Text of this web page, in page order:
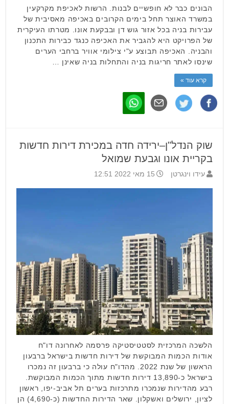
הבונים כבר לא חופשיים לבנות. הרשות לאכיפת מקרקעין
במשרד האוצר תחל בימים הקרובים באכיפה מאסיבית של
עבירות בניה בכל אזור גוש דן ובבקעת אונו. מטרתו העיקרית
של הפרויקט היא להגביר את האכיפה כנגד כבירות התכנון
והבניה. האכיפה תבוצע ע"י צילומי אוויר ברחבי הערים
שינסו לאתר חריגות בניה והתחלות בניה שאינן …
קרא עוד »
שוק הנדל"ן–ירידה חדה במכירת דירות חדשות
בקריית אונו וגבעת שמואל
עידו וינגרטן 15 מאי 2022 12:51
הלשכה המרכזית לסטטיסטיקה פרסמה לאחרונה דו"ח
אודות הכמות המבוקשת של דירות חדשות בישראל ברבעון
הראשון של שנת 2022. מהדו"ח עולה כי ברבעון זה נמכרו
בישראל כ-13,890 דירות חדשות מתוך הכמות המבוקשת.
רבע מהדירות שנמכרו מתרכזות בערים תל אביב-יפו, ראשון
לציון, ירושלים ואשקלון. שאר הדירות החדשות (כ-4,690) הן